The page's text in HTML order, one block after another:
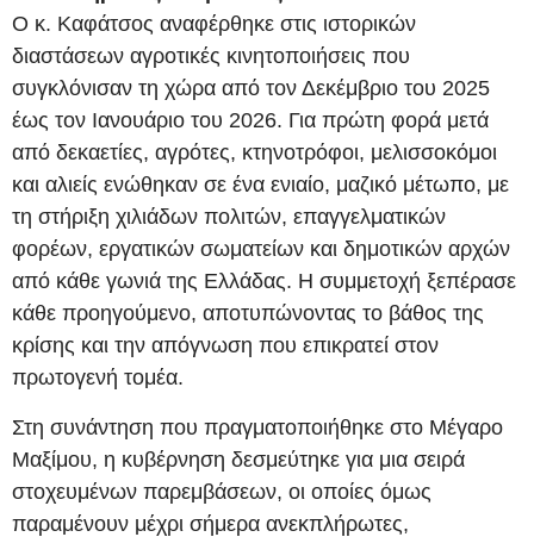
Ο κ. Καφάτσος αναφέρθηκε στις ιστορικών
διαστάσεων αγροτικές κινητοποιήσεις που
συγκλόνισαν τη χώρα από τον Δεκέμβριο του 2025
έως τον Ιανουάριο του 2026. Για πρώτη φορά μετά
από δεκαετίες, αγρότες, κτηνοτρόφοι, μελισσοκόμοι
και αλιείς ενώθηκαν σε ένα ενιαίο, μαζικό μέτωπο, με
τη στήριξη χιλιάδων πολιτών, επαγγελματικών
φορέων, εργατικών σωματείων και δημοτικών αρχών
από κάθε γωνιά της Ελλάδας. Η συμμετοχή ξεπέρασε
κάθε προηγούμενο, αποτυπώνοντας το βάθος της
κρίσης και την απόγνωση που επικρατεί στον
πρωτογενή τομέα.
Στη συνάντηση που πραγματοποιήθηκε στο Μέγαρο
Μαξίμου, η κυβέρνηση δεσμεύτηκε για μια σειρά
στοχευμένων παρεμβάσεων, οι οποίες όμως
παραμένουν μέχρι σήμερα ανεκπλήρωτες,